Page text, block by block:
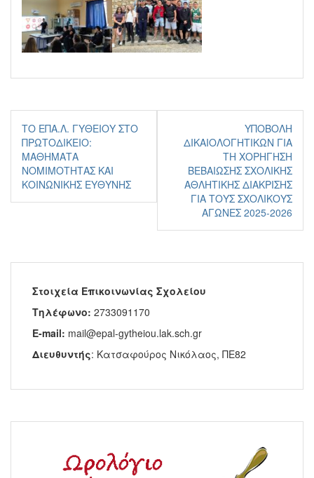
Πλοήγηση
άρθρων
ΤΟ ΕΠΑ.Λ. ΓΥΘΕΊΟΥ ΣΤΟ
ΠΡΩΤΟΔΙΚΕΊΟ:
ΜΑΘΉΜΑΤΑ
ΝΟΜΙΜΌΤΗΤΑΣ ΚΑΙ
ΚΟΙΝΩΝΙΚΉΣ ΕΥΘΎΝΗΣ
ΥΠΟΒΟΛΉ
ΔΙΚΑΙΟΛΟΓΗΤΙΚΏΝ ΓΙΑ
ΤΗ ΧΟΡΉΓΗΣΗ
ΒΕΒΑΊΩΣΗΣ ΣΧΟΛΙΚΉΣ
ΑΘΛΗΤΙΚΉΣ ΔΙΆΚΡΙΣΗΣ
ΓΙΑ ΤΟΥΣ ΣΧΟΛΙΚΟΎΣ
ΑΓΏΝΕΣ 2025-2026
Στοιχεία Επικοινωνίας Σχολείου
Τηλέφωνο: 2733091170
E-mail: mail@epal-gytheiou.lak.sch.gr
Διευθυντής: Κατσαφούρος Νικόλαος, ΠΕ82